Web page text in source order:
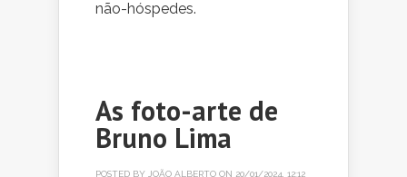
não-hóspedes.
As foto-arte de
Bruno Lima
POSTED BY JOÃO ALBERTO ON 20/01/2024, 12:12